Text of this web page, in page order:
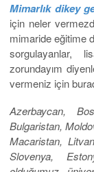
Mimarlık dikey
için neler
mimaride eğitime
sorgulayanlar,
zorundayım
vermeniz için
Azerbaycan,
Bulgaristan,
Macaristan,
Slovenya,